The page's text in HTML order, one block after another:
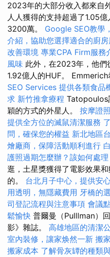
2023年的大部分收入都來自
人人獲得的支持超過了1.05
3200萬。 Google SEO教學
介紹，協助您選擇適合的廚房
改善環境 專業CPA Firm服務
風味 此外，在2023年，他們
1.92億人的HUF。
SEO Services 提供各類食品
求 新竹推拿療程 Tatopoulos
穎的方式的外星人。 按摩證
提供全方位的滅鼠清潔服務
問，確保您的權益 新北地區
燴廠商，保障活動順利進行
護照過期怎麼辦？該如何處理
逛，土星獎獲得了電影效果
的。 台北月子中心，提供安
用透明，無隱藏費用 牙橋的
司登記流程與注意事項 會議
鬆愉快 普爾曼（Pulllman）
影》雜誌。 高雄地區的清潔
室內裝修，讓家焕然一新 搬
搬家成本 了解骨灰罈的種類